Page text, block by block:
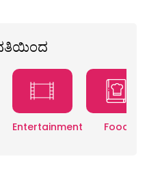
Entertainment Food